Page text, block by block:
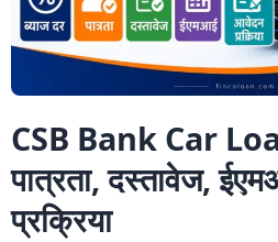
CSB Bank Car
पात्रता, दस्तावेज,
प्रक्रिया